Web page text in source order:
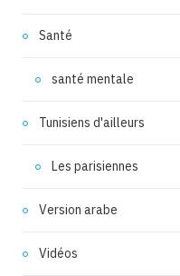
Santé
santé mentale
Tunisiens d'ailleurs
Les parisiennes
Version arabe
Vidéos